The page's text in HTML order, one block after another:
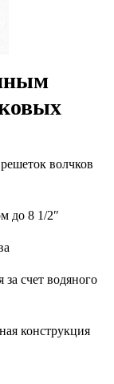
волчков
до 8 1/2″
счет водяного
конструкция